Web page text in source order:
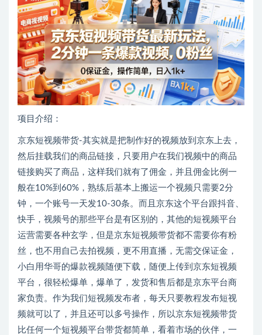
项目介绍：
京东短视频带货-其实就是把制作好的视频放到京东上去，
然后挂载我们的商品链接，只要用户在我们视频中的商品
链接购买了商品，这样我们就有了佣金，并且佣金比例一
般在10%到60%，熟练后基本上搬运一个视频只需要2分
钟，一个账号一天发10-30条。而且京东这个平台跟抖音、
快手，视频号的那些平台是有区别的，其他的短视频平台
运营需要各种玄学，但是京东短视频带货都不需要你有粉
丝，也不用自己去拍视频，更不用直播，无需交保证金，
小白用华哥的爆款视频随便下载，随便上传到京东短视频
平台，很轻松爆单，爆单了，发货和售后都是京东平台商
家负责。作为我们短视频发布者，每天只要教程发布短视
频就可以了，并且还可以多号操作，所以京东短视频带货
比任何一个短视频平台带货都简单，看着市场的伙伴，一